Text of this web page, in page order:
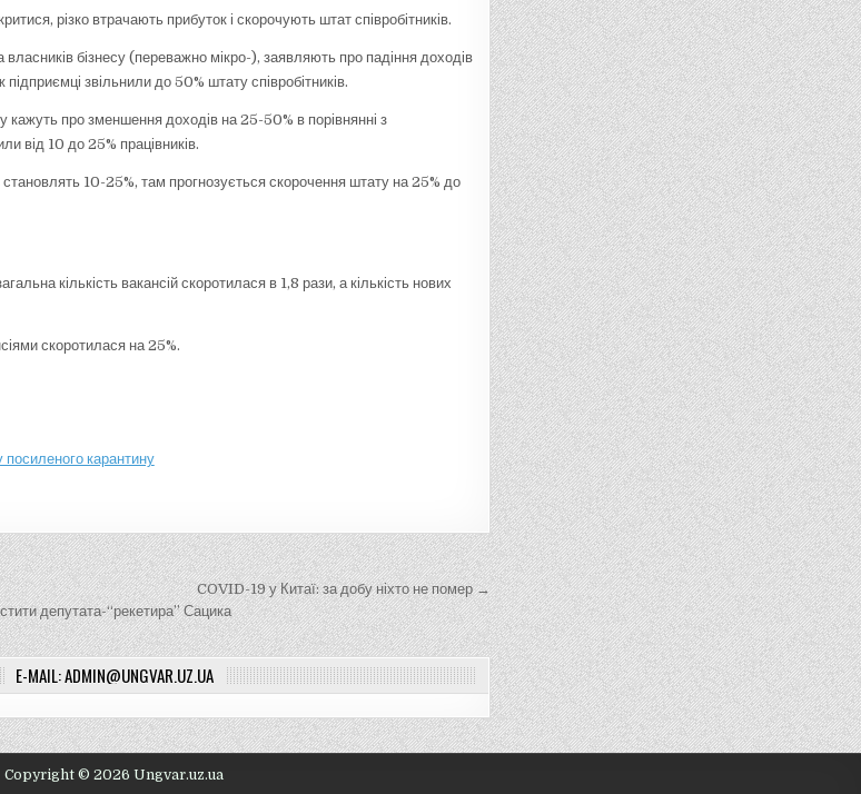
різко втрачають прибуток і скорочують штат співробітників.
бізнесу (переважно мікро-), заявляють про падіння доходів
звільнили до 50% штату співробітників.
кажуть про зменшення доходів на 25-50% в порівнянні з
від 10 до 25% працівників.
10-25%, там прогнозується скорочення штату на 25% до
кількість вакансій скоротилася в 1,8 рази, а кількість нових
скоротилася на 25%.
посиленого карантину
COVID-19 у Китаї: за добу ніхто не помер →
депутата-“рекетира” Сацика
E-MAIL: ADMIN@UNGVAR.UZ.UA
Copyright © 2026 Ungvar.uz.ua